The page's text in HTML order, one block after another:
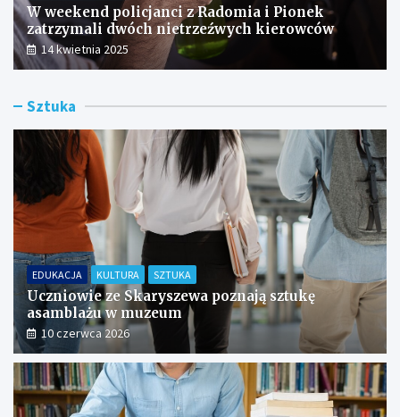
W weekend policjanci z Radomia i Pionek
zatrzymali dwóch nietrzeźwych kierowców
14 kwietnia 2025
Sztuka
EDUKACJA KULTURA SZTUKA
Uczniowie ze Skaryszewa poznają sztukę
asamblażu w muzeum
10 czerwca 2026